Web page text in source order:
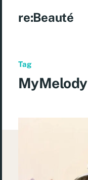
re:Beauté
Tag
MyMelody